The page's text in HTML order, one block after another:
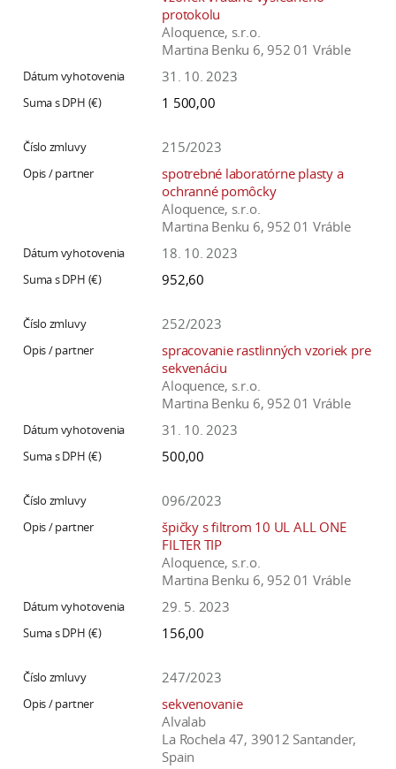
protokolu
Aloquence, s.r.o.
Martina Benku 6, 952 01 Vráble
31. 10. 2023
1 500,00
215/2023
spotrebné laboratórne plasty a
ochranné pomôcky
Aloquence, s.r.o.
Martina Benku 6, 952 01 Vráble
18. 10. 2023
952,60
252/2023
spracovanie rastlinných vzoriek pre
sekvenáciu
Aloquence, s.r.o.
Martina Benku 6, 952 01 Vráble
31. 10. 2023
500,00
096/2023
špičky s filtrom 10 UL ALL ONE
FILTER TIP
Aloquence, s.r.o.
Martina Benku 6, 952 01 Vráble
29. 5. 2023
156,00
247/2023
sekvenovanie
Alvalab
La Rochela 47, 39012 Santander,
Spain